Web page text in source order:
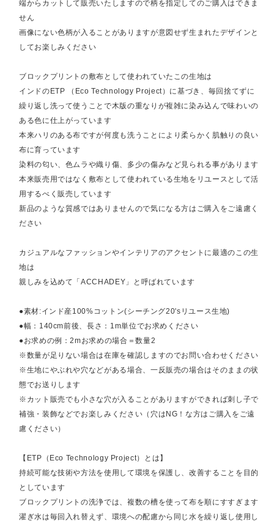
端からカットして販売いたしますので柄を指定してのご購入はできま
せん
画像にない色柄が入ることがありますが意図せず生まれたデザインと
してお楽しみください
ブロックプリントの敷布として使われていたこの生地は
インドのETP （Eco Technology Project）に基づき、毎回捨てずに
繰り返し洗って使うことで木版の重なりが複雑に染み込んで味わいの
ある色に仕上がっています
本来ハリのある布ですが何度も洗うことにより柔らかく肌触りの良い
布に育っています
染料の匂い、色ムラや織り傷、多少の傷みなど見られる事があります
本来販売用ではなく敷布として使われている生地をリユースとして活
用するべく販売しています
新品のような質感ではありませんので気になる方はご購入をご遠慮く
ださい
カジュアルなファッションやインテリアのアクセントに最適のこの生
地は
親しみを込めて「ACCHADEY」と呼ばれています
●素材:インド産100%コットン(シーチング20'sリユース生地)
●幅：140cm前後、長さ：1m単位でお求めください
●お求めの例：2mお求めの場合＝数量2
※数量が足りない場合は在庫を確認しますのでお問い合わせください
※生地にやぶれや穴などがある場合、一反販売の場合はそのままの状
態でお送りします
※カット販売でも小さな穴が入ることがありますができれば刺し子で
補強・装飾などでお楽しみください（穴はNG！な方はご購入をご遠
慮ください）
【ETP（Eco Technology Project）とは】
持続可能な技術や方法を使用して環境を保護し、改善することを目的
としています
ブロックプリントの洗浄では、複数の槽を使って布を順にすすぎます
濯ぎ水は毎回入れ替えず、環境への配慮から同じ水を繰り返し使用し